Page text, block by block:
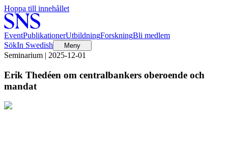
Hoppa till innehållet
EventPublikationerUtbildningForskningBli medlem
SökIn Swedish Meny
Seminarium | 2025-12-01
Erik Thedéen om centralbankers oberoende och
mandat